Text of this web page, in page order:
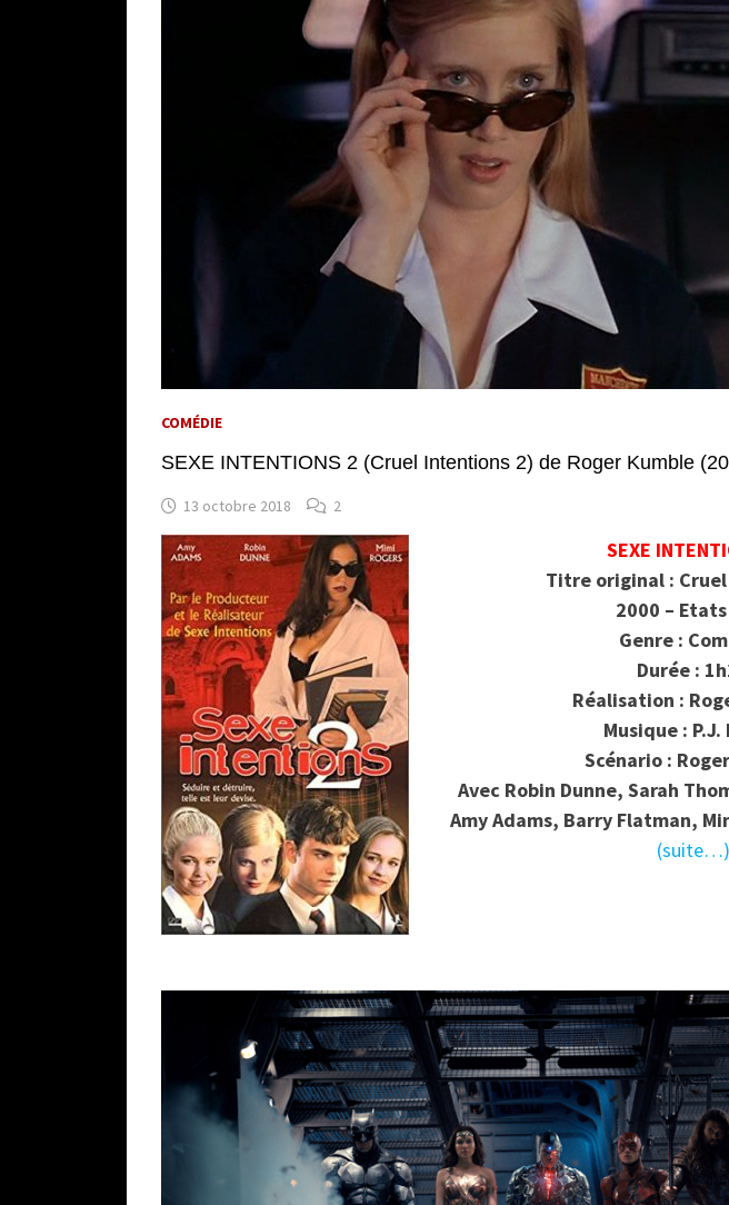
COMÉDIE
SEXE INTENTIONS 2 (Cruel Intentions 2) de Roger Kumble
13 octobre 2018 2
SEXE
Titre original :
2000 –
Genre :
Durée :
Réalisation :
Musique : P.J.
Scénario :
Avec Robin Dunne, Sarah
Amy Adams, Barry Flatman,
(suite…)